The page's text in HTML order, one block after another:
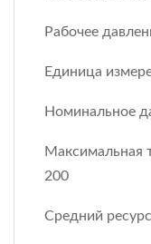
Рабочее
Единица
Номинальное
Максимальная
200
Средний